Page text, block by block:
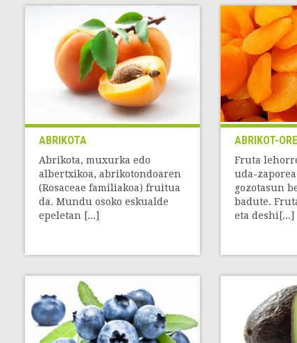
ABRIKOTA
Abrikota, muxurka edo
albertxikoa, abrikotondoaren
(Rosaceae familiakoa) fruitua
da. Mundu osoko eskualde
epeletan [...]
ABRIKOT-
Fruta
uda-
gozotasun
badute.
eta deshi[...]